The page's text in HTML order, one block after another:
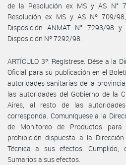
de la Resolución ex MS y AS N°
Resolución ex MS y AS Nº 709/
Disposición ANMAT N° 7293/98
Disposición Nº 7292/98.
ARTÍCULO 3º: Regístrese. Dése a la
Oficial para su publicación en el
autoridades sanitarias de la
las autoridades del Gobierno de la
Aires, al resto de las
corresponda. Comuníquese a la
de Monitoreo de Productos para
prohibición dispuesta a la
Técnica a sus efectos. Cumplido,
Sumarios a sus efectos.